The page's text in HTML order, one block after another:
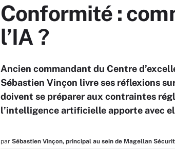
Conformité :
l’IA ?
Ancien commandant du Centre
Sébastien Vinçon livre ses réflexions
doivent se préparer aux contraintes
l’intelligence artificielle apporte avec
par Sébastien Vinçon, principal au sein de Magellan